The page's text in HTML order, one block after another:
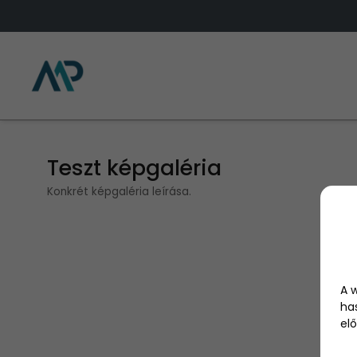
Teszt képgaléria
Konkrét képgaléria leírása.
A